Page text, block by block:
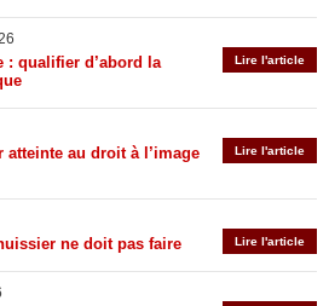
Lire l'article
: qualifier d’abord la
Lire l'article
au droit à l’image
Lire l'article
ne doit pas faire